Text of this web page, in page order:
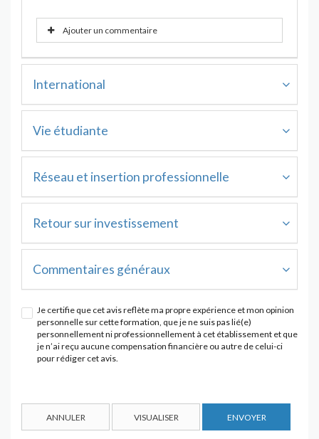
Ajouter un commentaire
International
Vie étudiante
Réseau et insertion professionnelle
Retour sur investissement
Commentaires généraux
Je certifie que cet avis reflète ma propre expérience et mon opinion
personnelle sur cette formation, que je ne suis pas lié(e)
personnellement ni professionnellement à cet établissement et que
je n’ai reçu aucune compensation financière ou autre de celui-ci
pour rédiger cet avis.
ANNULER VISUALISER ENVOYER